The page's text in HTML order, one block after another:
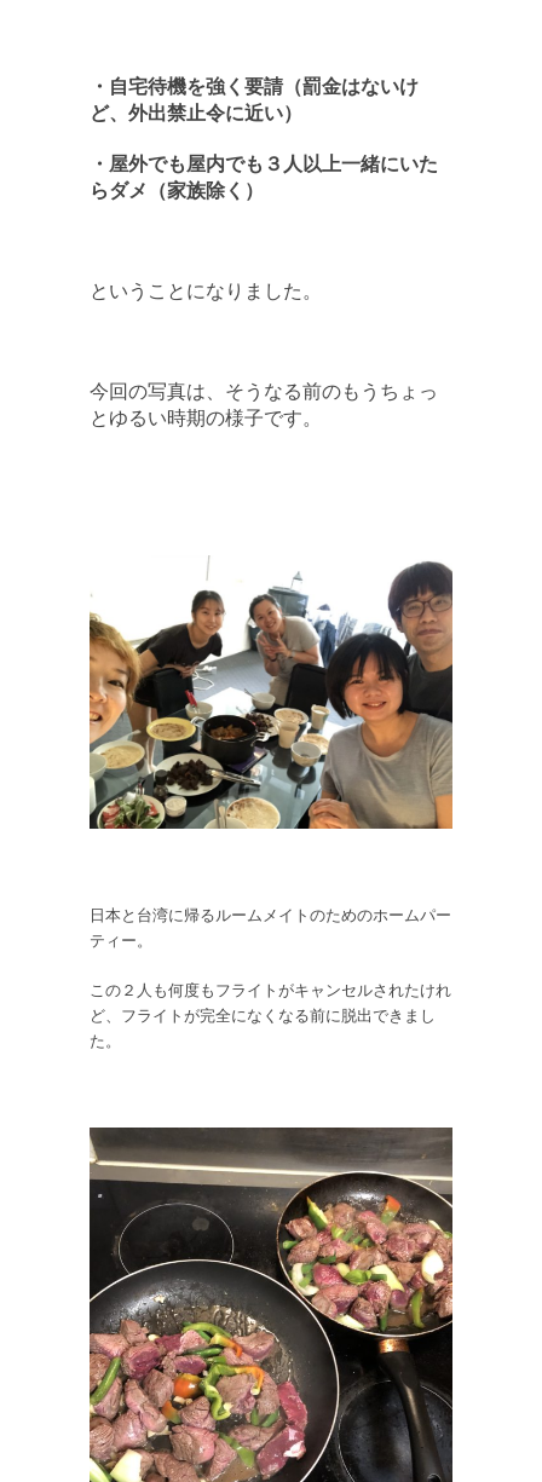
・自宅待機を強く要請（罰金はないけ
ど、外出禁止令に近い）
・屋外でも屋内でも３人以上一緒にいた
らダメ（家族除く）
ということになりました。
今回の写真は、そうなる前のもうちょっ
とゆるい時期の様子です。
日本と台湾に帰るルームメイトのためのホームパー
ティー。
この２人も何度もフライトがキャンセルされたけれ
ど、フライトが完全になくなる前に脱出できまし
た。